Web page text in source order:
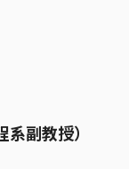
副教授）